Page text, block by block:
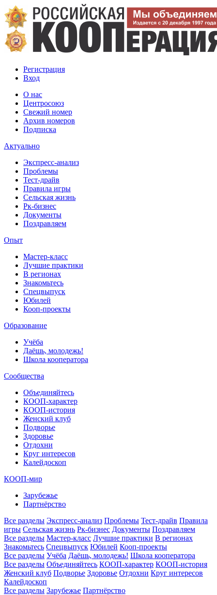
Регистрация
Вход
О нас
Центросоюз
Свежий номер
Архив номеров
Подписка
Актуально
Экспресс-анализ
Проблемы
Тест-драйв
Правила игры
Сельская жизнь
Рк-бизнес
Документы
Поздравляем
Опыт
Мастер-класс
Лучшие практики
В регионах
Знакомьтесь
Спецвыпуск
Юбилей
Кооп-проекты
Образование
Учёба
Даёшь, молодежь!
Школа кооператора
Сообщества
Объединяйтесь
КООП-характер
КООП-история
Женский клуб
Подворье
Здоровье
Отдохни
Круг интересов
Калейдоскоп
КООП-мир
Зарубежье
Партнёрство
Все разделы Экспресс-анализ Проблемы Тест-драйв Правила
игры Сельская жизнь Рк-бизнес Документы Поздравляем
Все разделы Мастер-класс Лучшие практики В регионах
Знакомьтесь Спецвыпуск Юбилей Кооп-проекты
Все разделы Учёба Даёшь, молодежь! Школа кооператора
Все разделы Объединяйтесь КООП-характер КООП-история
Женский клуб Подворье Здоровье Отдохни Круг интересов
Калейдоскоп
Все разделы Зарубежье Партнёрство